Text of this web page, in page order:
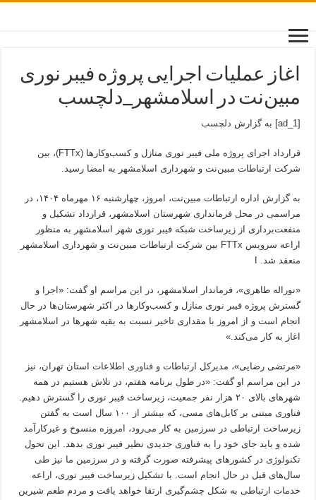
اغاز عملیات اجرایی پروژه فیبر نوری
مبین‌نت در اسلامشهر_دلچسب
[ad_1] به گزارش دلچسب
قرارداد اجرای پروژه ملی فیبر نوری منازل و کسب‌وکارها (FTTx)، بین
شرکت ارتباطات مبین‌نت و شهرداری اسلامشهر به امضا رسید.
به گزارش اداره ارتباطات مبین‌نت، امروز، چهارشنبه ۱۶ مهرماه ۱۴۰۴، در
مراسمی در محل فرمانداری شهرستان اسلامشهر، قرارداد تشکیل و
منفعت‌برداری از زیرساخت شبکه فیبر نوری شهر اسلامشهر به منظور
اراعه سرویس FTTx‌ بین شرکت ارتباطات مبین‌نت و شهرداری اسلامشهر
منعقد شد. ا
«نوراله طاهری»، فرماندار اسلامشهر، در این مراسم او گفت: «اجرا و
گسترش پروژه فیبر نوری منازل و کسب‌وکارها در اکثر شهرستان‌ها در حال
انجام است و از امروز با مقداری تاخیر نسبت به بقیه شهر‌ها در اسلامشهر
اغاز به کار می‌کند.»
«مرتضی رضایی»، مدیرکل ارتباطات وفناوری اطلاعات استان تهران، نیز
در این مراسم او گفت:‌ «در طول برنامه هفتم، در تلاش هستیم در همه
شهر‌های بالای ۲۰ هزار نفر جمعیت، زیرساخت فیبر نوری را گسترش دهیم.
فناوری مبتنی بر کابل‌های مسی، که بیشتر از ۱۰۰ سال است به گفتن
زیرساخت ارتباطی در سرزمین به کار می‌رود، امروزه منسوخ و غیرکارآمد
شده و باید جای خود را به فناوری جدیدی نظیر فیبر نوری بدهد. این تحول
تکنولوژی در کشورهای پیشرفته صورت گرفته و در سرزمین ما نیز طی
سال‌های قبل در حال انجام است. با تشکیل زیرساخت فیبر نوری، اراعه
خدمات ارتباطی به شکل چشم‌گیری ارتقا خواهد یافت و مردم طعم شیرین